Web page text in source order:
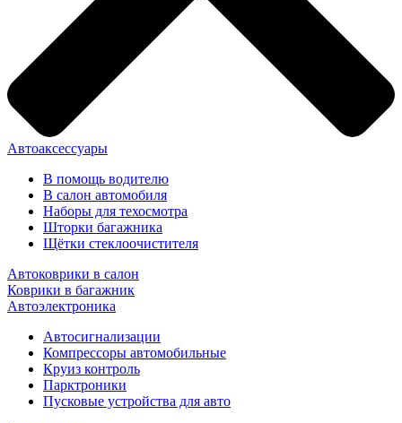
Автоаксессуары
В помощь водителю
В салон автомобиля
Наборы для техосмотра
Шторки багажника
Щётки стеклоочистителя
Автоковрики в салон
Коврики в багажник
Автоэлектроника
Автосигнализации
Компрессоры автомобильные
Круиз контроль
Парктроники
Пусковые устройства для авто